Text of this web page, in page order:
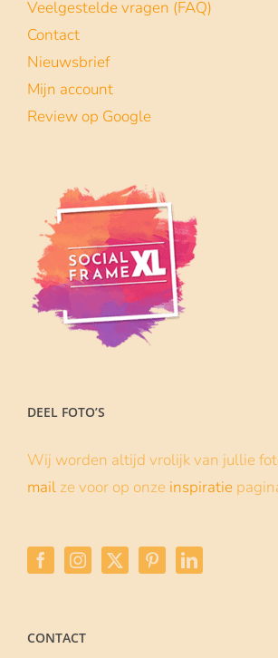
Baby Shower
met je vriendinnen te vieren...
een op maat gemaakt Social
Lees meer